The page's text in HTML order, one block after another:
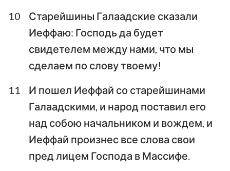
10
Старейшины Галаадские сказали
Иеффаю: Господь да будет
свидетелем между нами, что мы
сделаем по слову твоему!
11
И пошел Иеффай со старейшинами
Галаадскими, и народ поставил его
над собою начальником и вождем, и
Иеффай произнес все слова свои
пред лицем Господа в Массифе.